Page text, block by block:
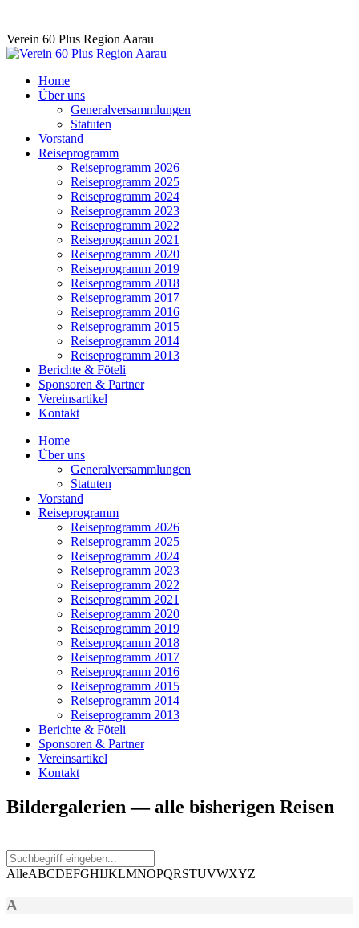
Skip
to
Verein 60 Plus Region Aarau
Home
Über uns
Generalversammlungen
Statuten
Vorstand
Reiseprogramm
Reiseprogramm 2026
Reiseprogramm 2025
Reiseprogramm 2024
Reiseprogramm 2023
Reiseprogramm 2022
Reiseprogramm 2021
Reiseprogramm 2020
Reiseprogramm 2019
Reiseprogramm 2018
Reiseprogramm 2017
Reiseprogramm 2016
Reiseprogramm 2015
Reiseprogramm 2014
Reiseprogramm 2013
Berichte & Föteli
Sponsoren & Partner
Vereinsartikel
Kontakt
Home
Über uns
Generalversammlungen
Statuten
Vorstand
Reiseprogramm
Reiseprogramm 2026
Reiseprogramm 2025
Reiseprogramm 2024
Reiseprogramm 2023
Reiseprogramm 2022
Reiseprogramm 2021
Reiseprogramm 2020
Reiseprogramm 2019
Reiseprogramm 2018
Reiseprogramm 2017
Reiseprogramm 2016
Reiseprogramm 2015
Reiseprogramm 2014
Reiseprogramm 2013
Berichte & Föteli
Sponsoren & Partner
Vereinsartikel
Kontakt
Bildergalerien — alle bisherigen Reisen
AlleABCDEFGHIJKLMNOPQRSTUVWXYZ
A